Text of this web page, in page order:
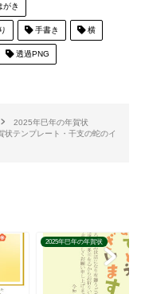
き
手書き 横
透過PNG
2025年巳年の年賀状
テンプレート・干支の蛇のイ
2025年巳年の年賀状